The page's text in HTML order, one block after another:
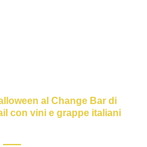
al Change Bar di
con vini e grappe italiani